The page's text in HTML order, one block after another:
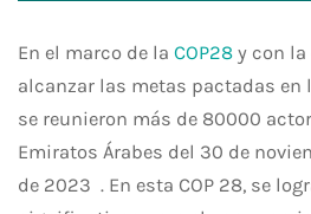
En el marco de la COP28 y con la
alcanzar las metas pactadas en
se reunieron más de 80000
Emiratos Árabes del 30 de
de 2023 . En esta COP 28, se